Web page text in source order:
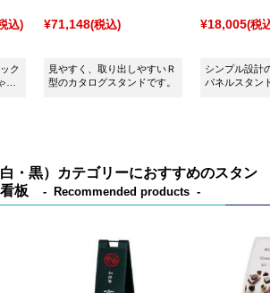
込)
ク
¥71,148(税込)
見やすく、取り出しやすいＲ
型のカタログスタンドです。
¥18,005(税込)
シンプル設計の
パネルスタンド
・黒）カテゴリーにおすすめのスタン
板
Recommended products